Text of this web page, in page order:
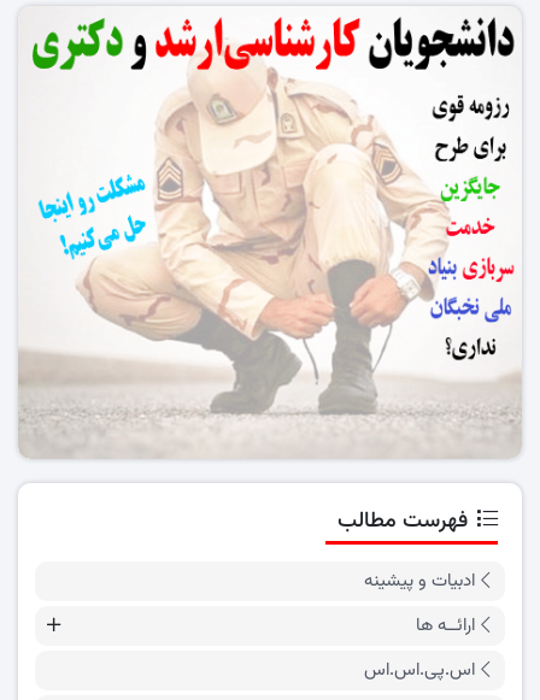
فهرست مطالب
ادبیات و پیشینه
ارائــه ها
اس.پی.اس.اس